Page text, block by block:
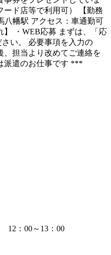
ード店等で利用可） 【勤務
幡駅 アクセス：車通勤可
・WEB応募 まずは、「応
い。 必要事項を入力の
、担当より改めてご連絡を
派遣のお仕事です ***
12：00～13：00